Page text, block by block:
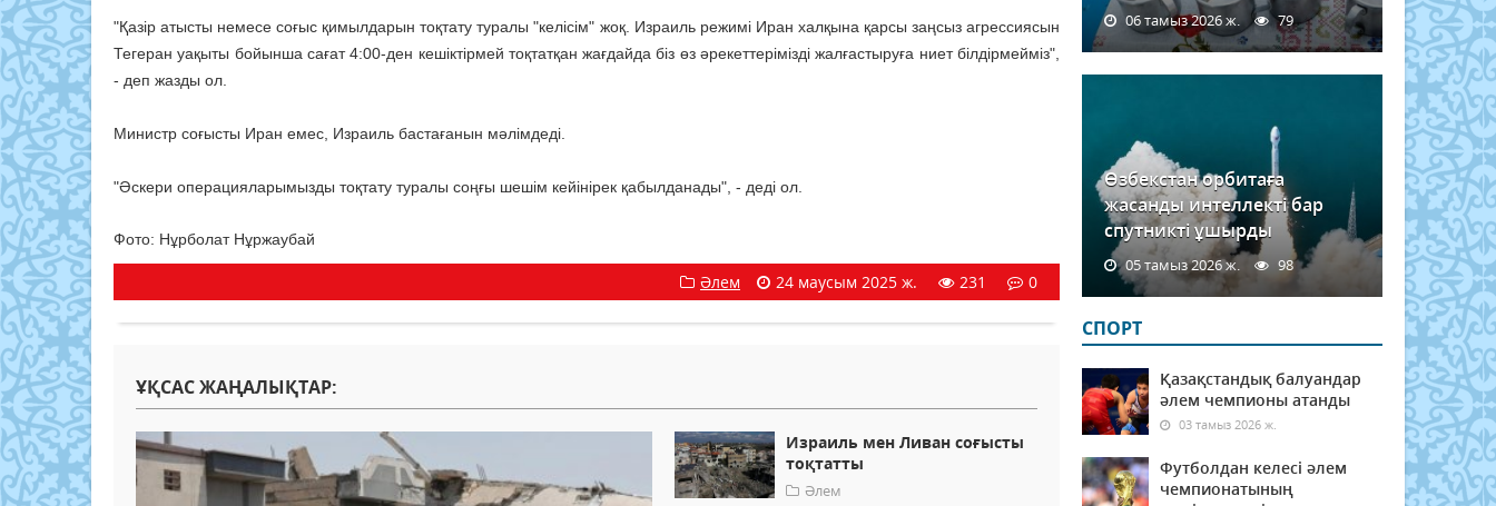
"Қазір атысты немесе соғыс қимылдарын тоқтату туралы "келісім" жоқ. Израиль режимі Иран халқына қарсы заңсыз агрессиясын
Тегеран уақыты бойынша сағат 4:00-ден кешіктірмей тоқтатқан жағдайда біз өз әрекеттерімізді жалғастыруға ниет білдірмейміз",
- деп жазды ол.
Министр соғысты Иран емес, Израиль бастағанын мәлімдеді.
"Әскери операцияларымызды тоқтату туралы соңғы шешім кейінірек қабылданады", - деді ол.
Фото: Нұрболат Нұржаубай
Әлем 24 маусым 2025 ж. 231 0
ҰҚСАС ЖАҢАЛЫҚТАР:
Израиль мен Ливан соғысты
тоқтатты
Әлем
06 тамыз 2026 ж. 79
Өзбекстан орбитаға
жасанды интеллекті бар
спутникті ұшырды
05 тамыз 2026 ж. 98
СПОРТ
Қазақстандық балуандар
әлем чемпионы атанды
03 тамыз 2026 ж.
Футболдан келесі әлем
чемпионатының